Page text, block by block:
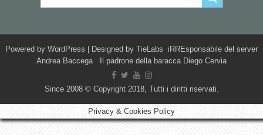
Powered by WordPress | Designed by TieLabs iRREsponsabile del server
Andrea Baccega Il padrone della baracca Diego Cervia
Since 2008 © Copyright 2018, Tutti i diritti riservati.
Privacy & Cookies Policy